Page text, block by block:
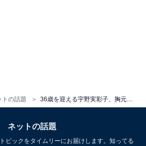
トの話題
ネットの話題
ピックをタイムリーにお届けします。知ってる